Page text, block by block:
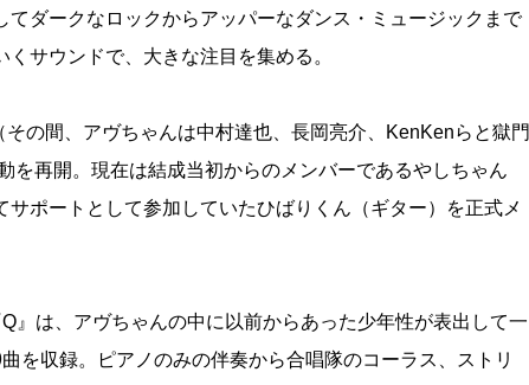
ダークなロックからアッパーなダンス・ミュージックまで
サウンドで、大きな注目を集める。
の間、アヴちゃんは中村達也、長岡亮介、KenKenらと獄門
を再開。現在は結成当初からのメンバーであるやしちゃん
サポートとして参加していたひばりくん（ギター）を正式メ
』は、アヴちゃんの中に以前からあった少年性が表出して一
を収録。ピアノのみの伴奏から合唱隊のコーラス、ストリ